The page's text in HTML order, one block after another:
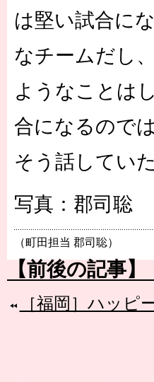
は堅い試合に
なチームだし
ようなことは
合になるので
そう話していた
写真：郡司聡
（町田担当 郡司聡）
【前後の記事】
［福岡］ハッピ